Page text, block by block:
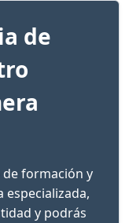
de
formación y
especializada,
y podrás